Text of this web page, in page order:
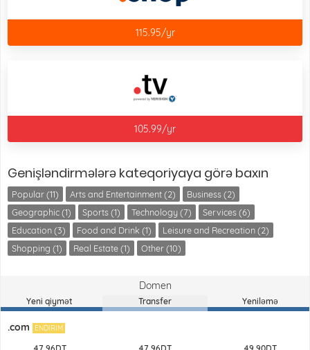
115.95/yr
105.99/yr
Genişləndirmələrə kateqoriyaya görə baxın
Popular (11) Arts and Entertainment (2)
Business (2)
Geographic (1)
Sports (1) Technology (7)
Services (6)
Education (3)
Food and Drink (1)
Leisure and Recreation (2)
Shopping (1)
Real Estate (1) Other (10)
Domen
Yeni qiymət Transfer Yeniləmə
.com ENDIRIM